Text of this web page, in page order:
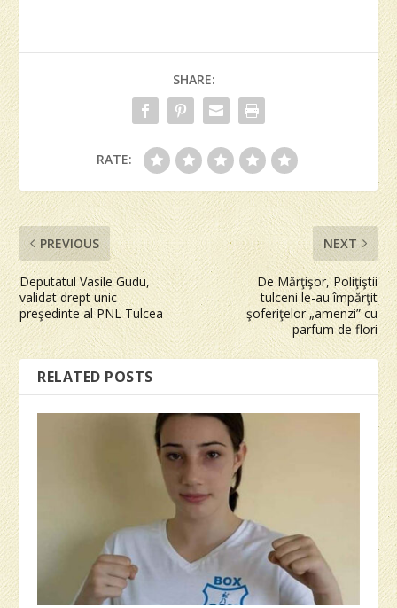
SHARE:
RATE:
PREVIOUS
Deputatul Vasile Gudu,
validat drept unic
preşedinte al PNL Tulcea
NEXT
De Mărţişor, Poliţiştii
tulceni le-au împărţit
şoferiţelor „amenzi” cu
parfum de flori
RELATED POSTS